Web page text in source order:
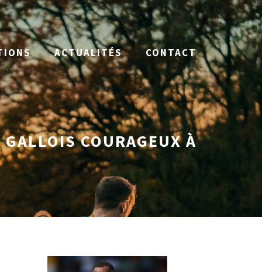
ACTUALITÉS CONTACT
COURAGEUX À